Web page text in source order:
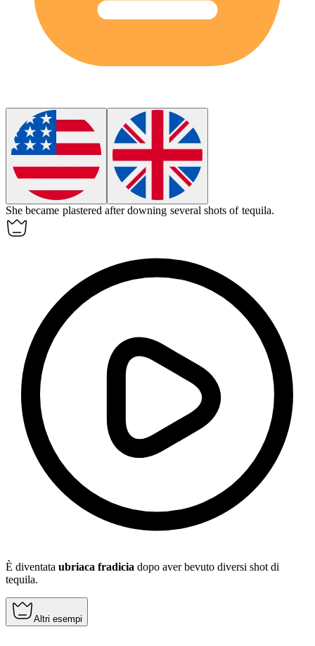
She became plastered after downing several shots of tequila.
È diventata ubriaca fradicia dopo aver bevuto diversi shot di
tequila.
Altri esempi